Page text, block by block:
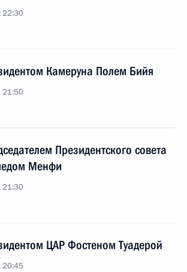
22:30
Камеруна Полем Бийя
21:50
Президентского совета
Менфи
21:30
ЦАР Фостеном Туадерой
20:45